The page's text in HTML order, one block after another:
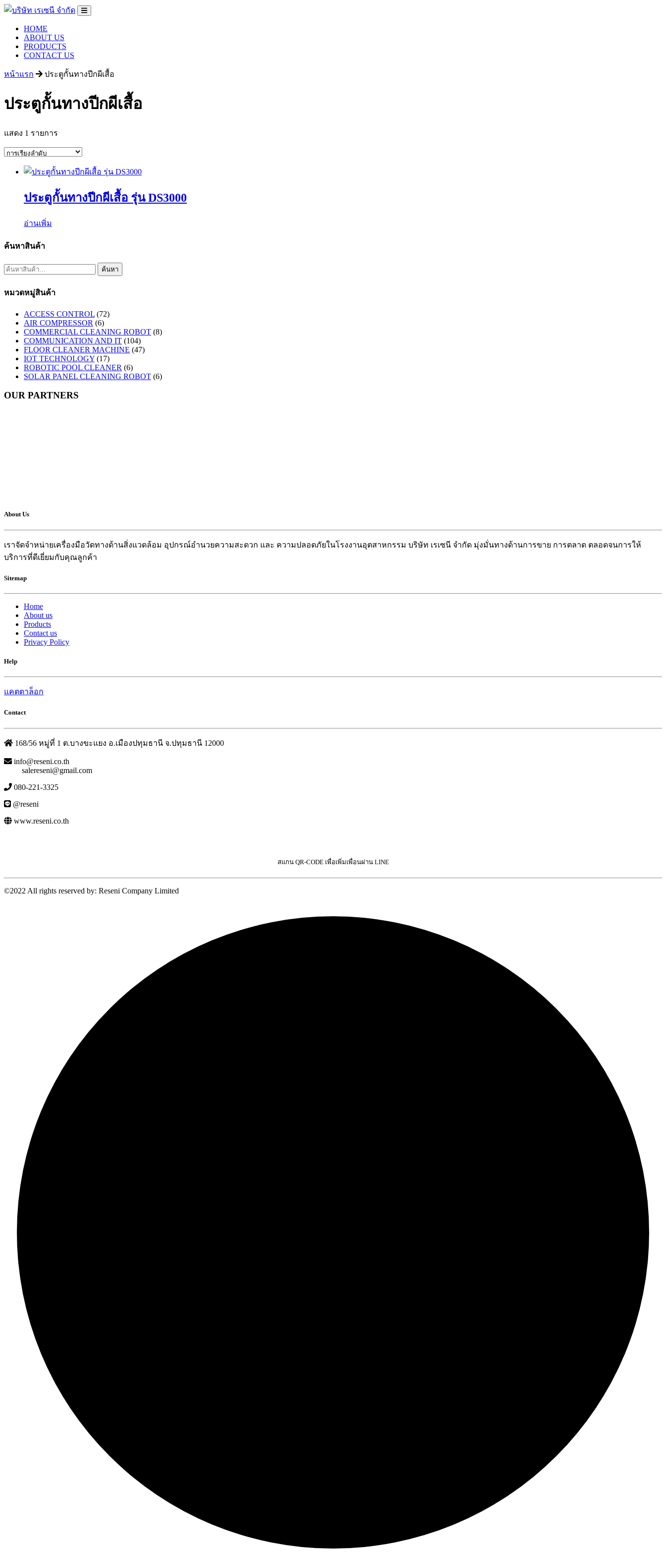
HOME
ABOUT US
PRODUCTS
CONTACT US
หน้าแรก ประตูกั้นทางปีกผีเสื้อ
ประตูกั้นทางปีกผีเสื้อ
แสดง 1 รายการ
ประตูกั้นทางปีกผีเสื้อ รุ่น DS3000
อ่านเพิ่ม
ค้นหาสินค้า
ค้นหา: ค้นหา
หมวดหมู่สินค้า
ACCESS CONTROL (72)
AIR COMPRESSOR (6)
COMMERCIAL CLEANING ROBOT (8)
COMMUNICATION AND IT (104)
FLOOR CLEANER MACHINE (47)
IOT TECHNOLOGY (17)
ROBOTIC POOL CLEANER (6)
SOLAR PANEL CLEANING ROBOT (6)
OUR PARTNERS
About Us
เราจัดจำหน่ายเครื่องมือวัดทางด้านสิ่งแวดล้อม อุปกรณ์อำนวยความสะดวก และ ความปลอดภัยในโรงงานอุตสาหกรรม บริษัท เรเซนี จำกัด มุ่งมั่นทางด้านการขาย การตลาด ตลอดจนการให้
บริการที่ดีเยี่ยมกับคุณลูกค้า
Sitemap
Home
About us
Products
Contact us
Privacy Policy
Help
แคตตาล็อก
Contact
168/56 หมู่ที่ 1 ต.บางขะแยง อ.เมืองปทุมธานี จ.ปทุมธานี 12000
info@reseni.co.th
salereseni@gmail.com
080-221-3325
@reseni
www.reseni.co.th
สแกน QR-CODE เพื่อเพิ่มเพื่อนผ่าน LINE
©2022 All rights reserved by: Reseni Company Limited